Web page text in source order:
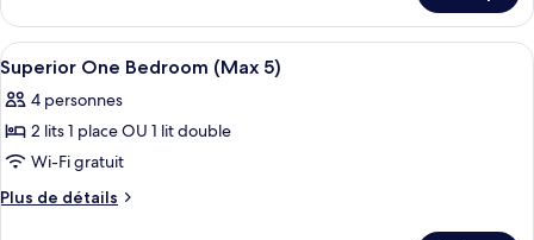
le
type
de
chambre
Chambre
Afficher
toutes
les
photos
pour
ce
Rideaux occultants, chambres
14
Superior One Bedroom (Max 5)
4 personnes
2 lits 1 place OU 1 lit double
Wi-Fi gratuit
Plus de détails
Plus